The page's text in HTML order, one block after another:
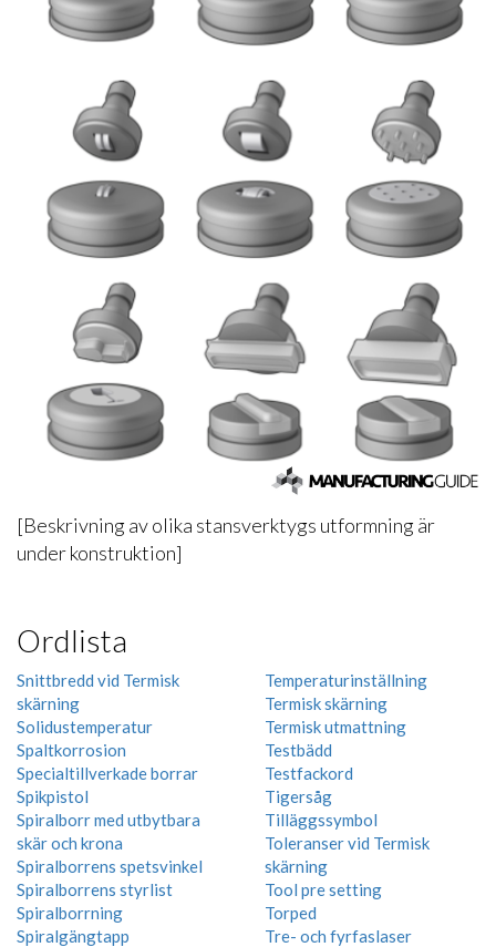
[Beskrivning av olika stansverktygs utformning är
under konstruktion]
Ordlista
Snittbredd vid Termisk
skärning
Solidustemperatur
Spaltkorrosion
Specialtillverkade borrar
Spikpistol
Spiralborr med utbytbara
skär och krona
Spiralborrens spetsvinkel
Spiralborrens styrlist
Spiralborrning
Spiralgängtapp
Temperaturinställning
Termisk skärning
Termisk utmattning
Testbädd
Testfackord
Tigersåg
Tilläggssymbol
Toleranser vid Termisk
skärning
Tool pre setting
Torped
Tre- och fyrfaslaser